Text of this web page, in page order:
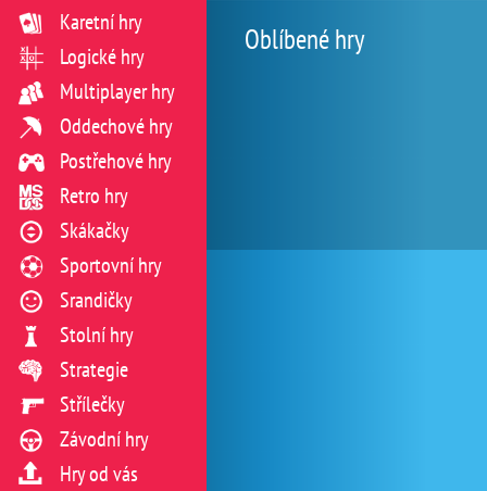
Oblíbené hry
Karetní hry
Logické hry
Multiplayer hry
Oddechové hry
Postřehové hry
Retro hry
Skákačky
Sportovní hry
Srandičky
Stolní hry
Strategie
Střílečky
Závodní hry
Hry od vás